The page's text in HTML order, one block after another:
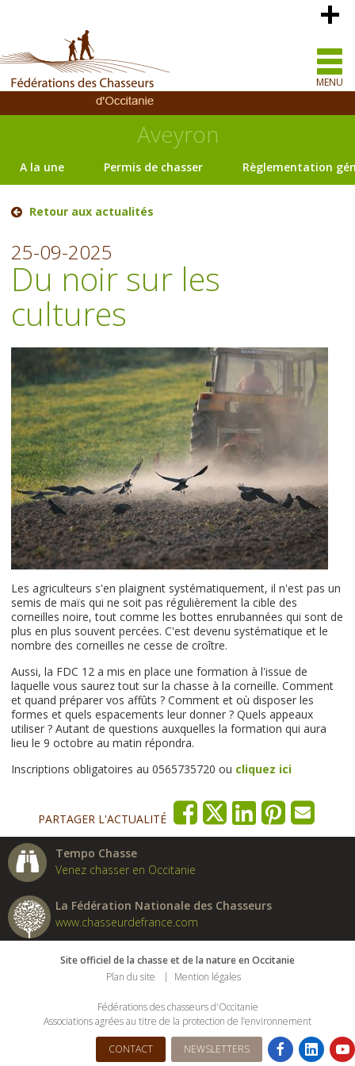
MENU
Aveyron
A la une Permis de chasser Règlementation
Retour aux actualités
25-09-2025
Du noir sur les
cultures
Les agriculteurs s'en plaignent systématiquement, il n'est pas un
semis de maïs qui ne soit pas régulièrement la cible des
corneilles noire, tout comme les bottes enrubannées qui sont de
plus en plus souvent percées. C'est devenu systématique et le
nombre des corneilles ne cesse de croître.
Aussi, la FDC 12 a mis en place une formation à l'issue de
laquelle vous saurez tout sur la chasse à la corneille. Comment
et quand préparer vos affûts ? Comment et où disposer les
formes et quels espacements leur donner ? Quels appeaux
utiliser ? Autant de questions auxquelles la formation qui aura
lieu le 9 octobre au matin répondra.
Inscriptions obligatoires au 0565735720 ou cliquez ici
PARTAGER L'ACTUALITÉ
Tempo Chasse
Venez chasser en Occitanie
La Fédération Nationale des Chasseurs
www.chasseurdefrance.com
Site officiel de la chasse et de la nature en Occitanie
Plan du site
Mention légales
Fédérations des chasseurs d'Occitanie
Associations agrées au titre de la protection de l’environnement
CONTACT NEWSLETTERS